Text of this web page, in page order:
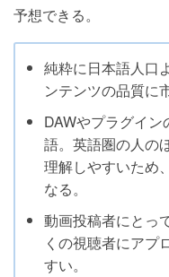
予想できる。
純粋に日本語人口
ンテンツの品質に
DAWやプラグイ
語。英語圏の人の
理解しやすいため
なる。
動画投稿者にとっ
くの視聴者にアプ
すい。